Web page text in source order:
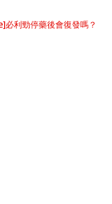
勁停藥後會復發嗎？